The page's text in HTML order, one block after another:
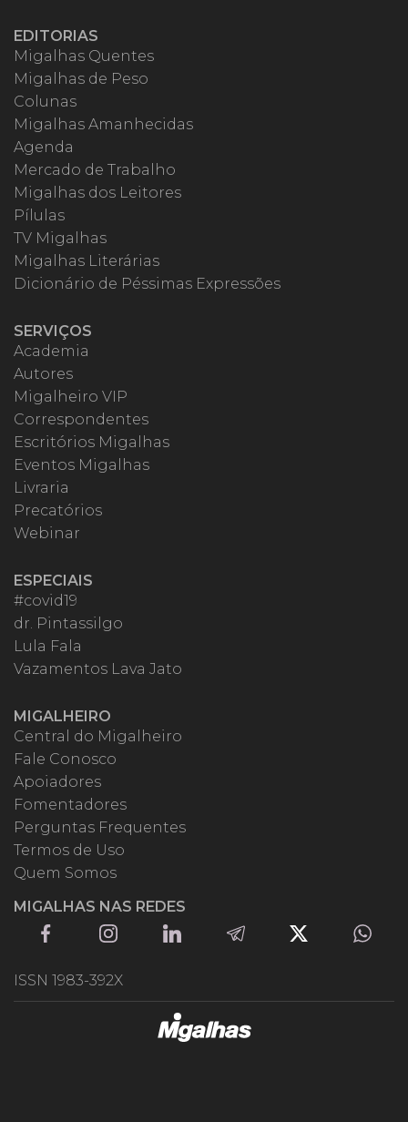
EDITORIAS
Migalhas Quentes
Migalhas de Peso
Colunas
Migalhas Amanhecidas
Agenda
Mercado de Trabalho
Migalhas dos Leitores
Pílulas
TV Migalhas
Migalhas Literárias
Dicionário de Péssimas Expressões
SERVIÇOS
Academia
Autores
Migalheiro VIP
Correspondentes
Escritórios Migalhas
Eventos Migalhas
Livraria
Precatórios
Webinar
ESPECIAIS
#covid19
dr. Pintassilgo
Lula Fala
Vazamentos Lava Jato
MIGALHEIRO
Central do Migalheiro
Fale Conosco
Apoiadores
Fomentadores
Perguntas Frequentes
Termos de Uso
Quem Somos
MIGALHAS NAS REDES
ISSN 1983-392X